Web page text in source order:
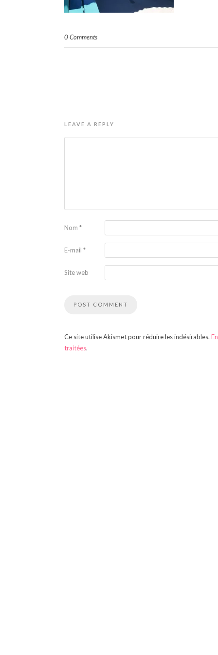
0 Comments
LEAVE A REPLY
Nom *
E-mail *
Site web
Ce site utilise Akismet pour réduire les indésirables.
traitées.